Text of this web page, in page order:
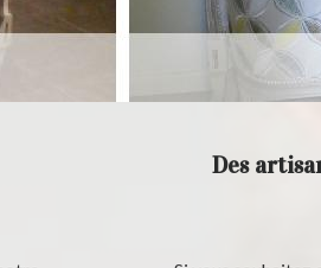
Des